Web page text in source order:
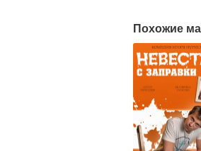
Похожие